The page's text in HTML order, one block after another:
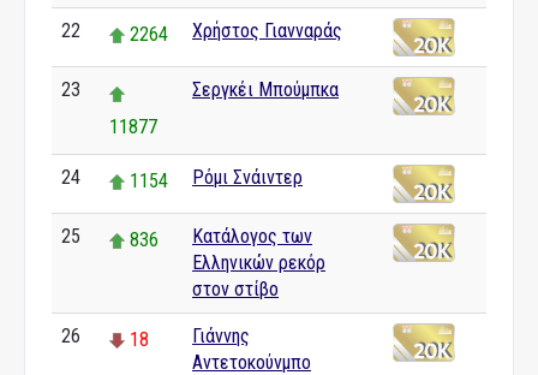
22 2264 Χρήστος Γιανναράς
23
11877
Σεργκέι Μπούμπκα
24 1154 Ρόμι Σνάιντερ
25 836
Κατάλογος των
Ελληνικών ρεκόρ
στον στίβο
26 18
Γιάννης
Αντετοκούνμπο